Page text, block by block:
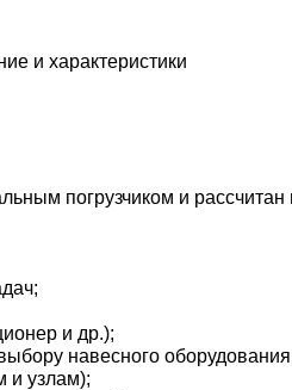
и характеристики
погрузчиком и
и др.);
навесного
и узлам);